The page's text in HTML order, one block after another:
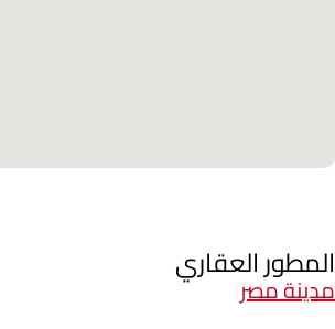
المطور العقاري
مدينة مصر